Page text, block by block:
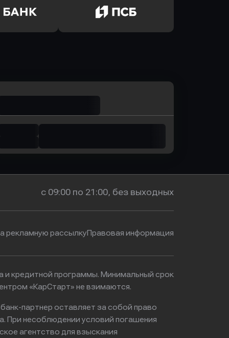
заявку
Инвест
Оправить заявку
в Ренессанс Банк
с 09:00 по 21:00, без выходных
рекламную рассылкуПравовая информация
и кредитной программы. Минимальный срок
«КарСтарт» не взимаются.
партнер оставляет за собой право
При несоблюдении условий погашения
агентство для взыскания